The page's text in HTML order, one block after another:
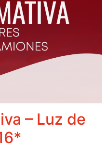
– Luz de